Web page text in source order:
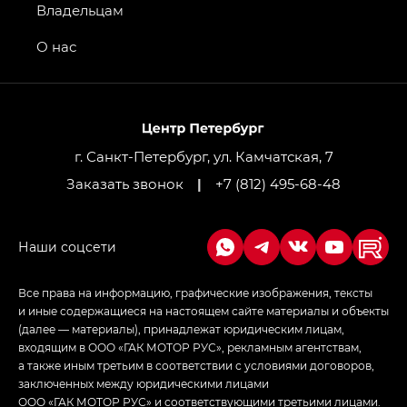
GS4 — Джи Эс 4 (GS4) в комплектациях Джи Би
привод — GB AWD, Джи Эль Полный привод —
Джи Икс ПРЕМИУМ — GX PREMIUM, ЛАУНЖ —
LOUNGE
Empow — Эмпау (Empow) в комплектации
в спортивном стиле — GL(S-Style)
г. Санкт-Петербург, ул. Камчатская, 7
Заказать звонок
| +7 (812) 495-68-48
Владельцам
О нас
Все права на информацию, графические изображения, тексты
и иные содержащиеся на настоящем сайте материалы и объекты
(далее — материалы), принадлежат юридическим лицам,
входящим в ООО «ГАК МОТОР РУС», рекламным агентствам,
а также иным третьим в соответствии с условиями договоров,
заключенных между юридическими лицами
ООО «ГАК МОТОР РУС» и соответствующими третьими лицами.